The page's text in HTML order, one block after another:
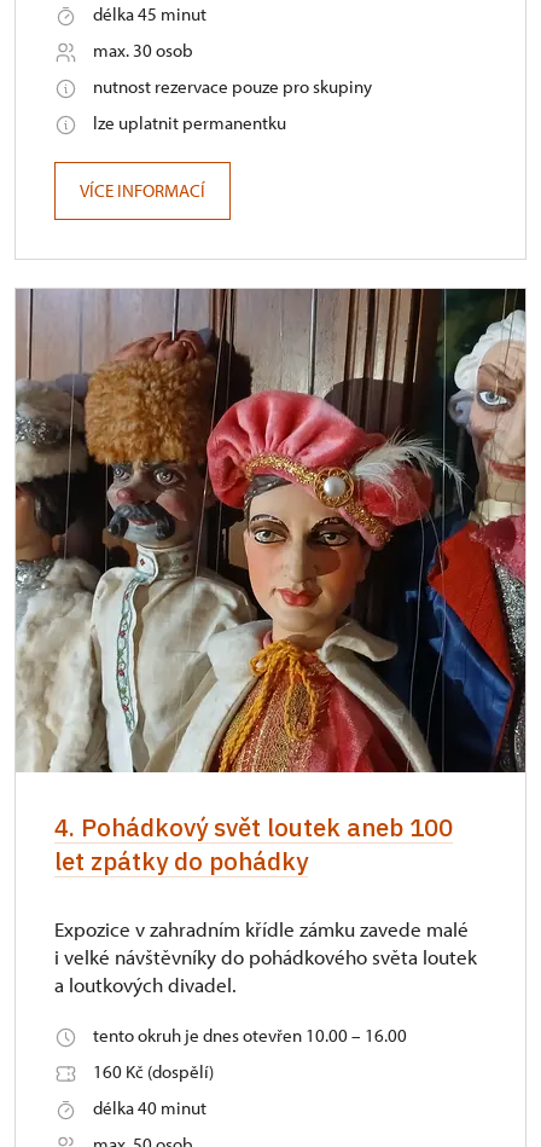
délka 45 minut
max. 30 osob
nutnost rezervace pouze pro skupiny
lze uplatnit permanentku
VÍCE INFORMACÍ
4. Pohádkový svět loutek aneb 100
let zpátky do pohádky
Expozice v zahradním křídle zámku zavede malé
i velké návštěvníky do pohádkového světa loutek
a loutkových divadel.
tento okruh je dnes otevřen 10.00 – 16.00
160 Kč (dospělí)
délka 40 minut